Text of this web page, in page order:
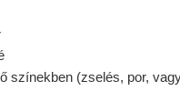
színekben (zselés, por,